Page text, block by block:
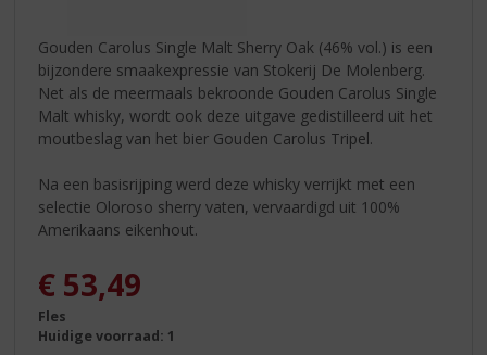
Gouden Carolus Single Malt Sherry Oak (46% vol.) is een
bijzondere smaakexpressie van Stokerij De Molenberg.
Net als de meermaals bekroonde Gouden Carolus Single
Malt whisky, wordt ook deze uitgave gedistilleerd uit het
moutbeslag van het bier Gouden Carolus Tripel.
Na een basisrijping werd deze whisky verrijkt met een
selectie Oloroso sherry vaten, vervaardigd uit 100%
Amerikaans eikenhout.
€ 53,49
Fles
Huidige voorraad: 1